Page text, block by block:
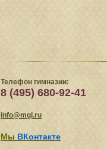
Телефон гимназии:
8 (495) 680-92-41
info@mgl.ru
Мы ВКонтакте